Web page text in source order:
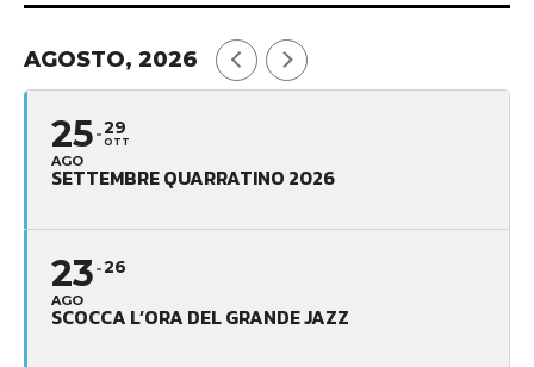
AGOSTO, 2026
25
AGO
29
OTT
SETTEMBRE QUARRATINO 2026
23
AGO
26
SCOCCA L’ORA DEL GRANDE JAZZ